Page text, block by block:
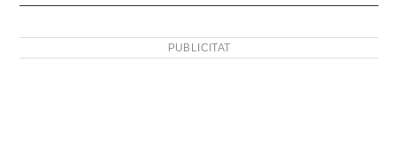
PUBLICITAT